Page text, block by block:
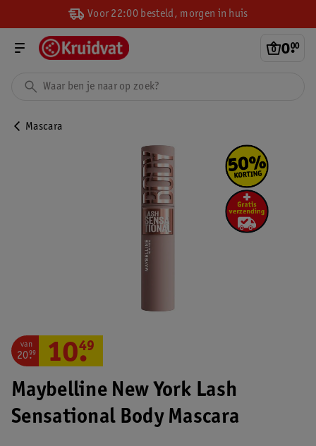
Voor 22:00 besteld, morgen in huis
0.
00
Mascara
Maybelline New York Lash
Sensational Body Mascara
van
20.
99 10.
49